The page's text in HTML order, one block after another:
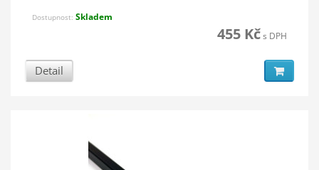
Dostupnost: Skladem
455 Kčs DPH
Detail